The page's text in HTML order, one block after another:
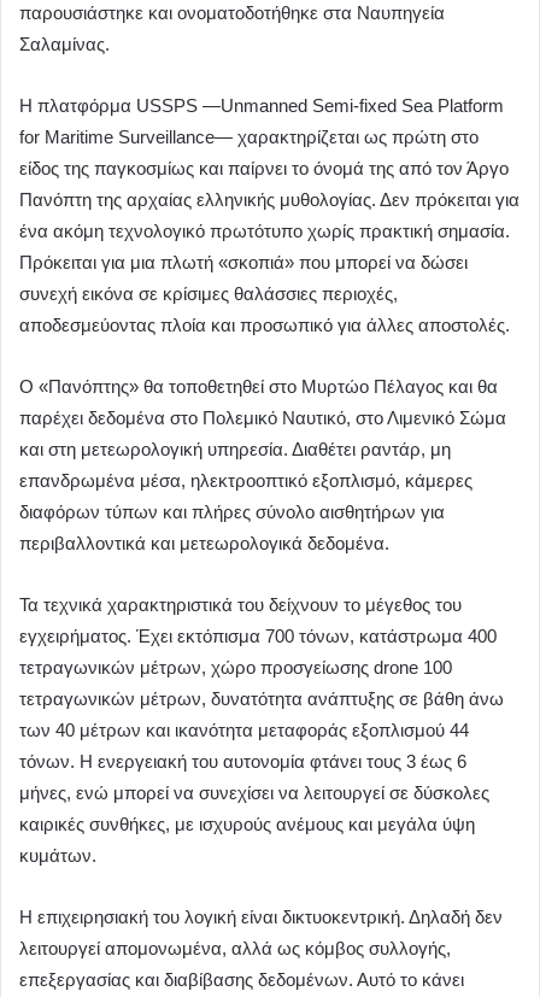
παρουσιάστηκε και ονοματοδοτήθηκε στα Ναυπηγεία
Σαλαμίνας.
Η πλατφόρμα USSPS —Unmanned Semi-fixed Sea Platform
for Maritime Surveillance— χαρακτηρίζεται ως πρώτη στο
είδος της παγκοσμίως και παίρνει το όνομά της από τον Άργο
Πανόπτη της αρχαίας ελληνικής μυθολογίας. Δεν πρόκειται για
ένα ακόμη τεχνολογικό πρωτότυπο χωρίς πρακτική σημασία.
Πρόκειται για μια πλωτή «σκοπιά» που μπορεί να δώσει
συνεχή εικόνα σε κρίσιμες θαλάσσιες περιοχές,
αποδεσμεύοντας πλοία και προσωπικό για άλλες αποστολές.
Ο «Πανόπτης» θα τοποθετηθεί στο Μυρτώο Πέλαγος και θα
παρέχει δεδομένα στο Πολεμικό Ναυτικό, στο Λιμενικό Σώμα
και στη μετεωρολογική υπηρεσία. Διαθέτει ραντάρ, μη
επανδρωμένα μέσα, ηλεκτροοπτικό εξοπλισμό, κάμερες
διαφόρων τύπων και πλήρες σύνολο αισθητήρων για
περιβαλλοντικά και μετεωρολογικά δεδομένα.
Τα τεχνικά χαρακτηριστικά του δείχνουν το μέγεθος του
εγχειρήματος. Έχει εκτόπισμα 700 τόνων, κατάστρωμα 400
τετραγωνικών μέτρων, χώρο προσγείωσης drone 100
τετραγωνικών μέτρων, δυνατότητα ανάπτυξης σε βάθη άνω
των 40 μέτρων και ικανότητα μεταφοράς εξοπλισμού 44
τόνων. Η ενεργειακή του αυτονομία φτάνει τους 3 έως 6
μήνες, ενώ μπορεί να συνεχίσει να λειτουργεί σε δύσκολες
καιρικές συνθήκες, με ισχυρούς ανέμους και μεγάλα ύψη
κυμάτων.
Η επιχειρησιακή του λογική είναι δικτυοκεντρική. Δηλαδή δεν
λειτουργεί απομονωμένα, αλλά ως κόμβος συλλογής,
επεξεργασίας και διαβίβασης δεδομένων. Αυτό το κάνει